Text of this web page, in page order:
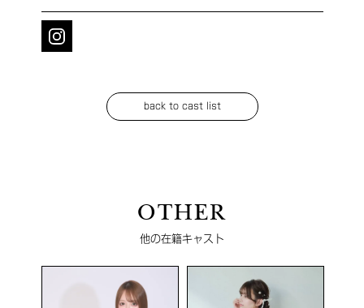
back to cast list
OTHER
他の在籍キャスト